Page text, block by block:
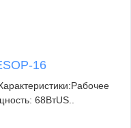
16
68ВтUS..